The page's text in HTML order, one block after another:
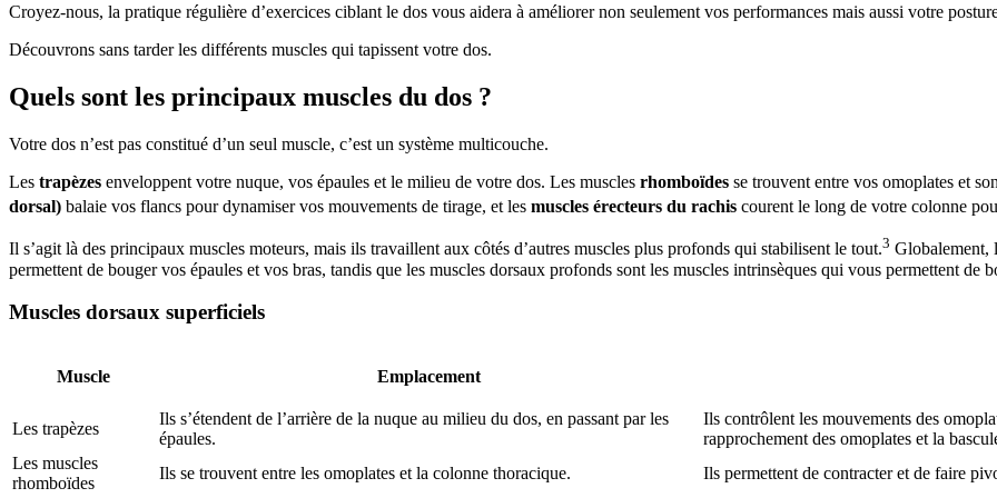
Croyez-nous, la pratique régulière d’exercices ciblant le dos vous aidera à améliorer non seulement vos performances mais aussi votre
Découvrons sans tarder les différents muscles qui tapissent votre dos.
Quels sont les principaux muscles du dos ?
Votre dos n’est pas constitué d’un seul muscle, c’est un système multicouche.
Les trapèzes enveloppent votre nuque, vos épaules et le milieu de votre dos. Les muscles rhomboïdes se trouvent entre vos omoplates et
dorsal) balaie vos flancs pour dynamiser vos mouvements de tirage, et les muscles érecteurs du rachis courent le long de votre colonne
Il s’agit là des principaux muscles moteurs, mais ils travaillent aux côtés d’autres muscles plus profonds qui stabilisent le tout.3 Globalement,
permettent de bouger vos épaules et vos bras, tandis que les muscles dorsaux profonds sont les muscles intrinsèques qui vous permettent
Muscles dorsaux superficiels
Muscle Emplacement
Les trapèzes
Ils s’étendent de l’arrière de la nuque au milieu du dos, en passant par les
épaules.
Ils contrôlent les mouvements des
rapprochement des omoplates et la
Les muscles
rhomboïdes
Ils se trouvent entre les omoplates et la colonne thoracique. Ils permettent de contracter et de faire